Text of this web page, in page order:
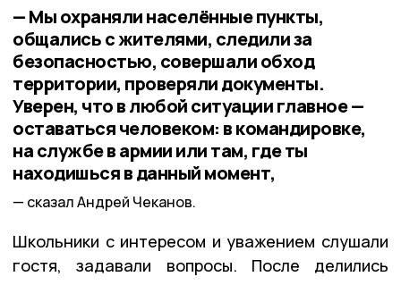
— Мы охраняли населённые пункты,
общались с жителями, следили за
безопасностью, совершали обход
территории, проверяли документы.
Уверен, что в любой ситуации главное —
оставаться человеком: в командировке,
на службе в армии или там, где ты
находишься в данный момент,
сказал Андрей Чеканов.
Школьники с интересом и уважением слушали
гостя, задавали вопросы. После делились